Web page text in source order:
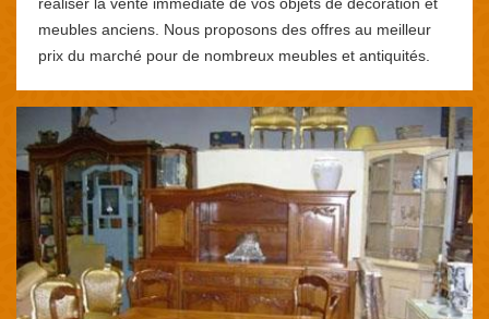
meubles anciens. Nous proposons des offres au meilleur
prix du marché pour de nombreux meubles et antiquités.